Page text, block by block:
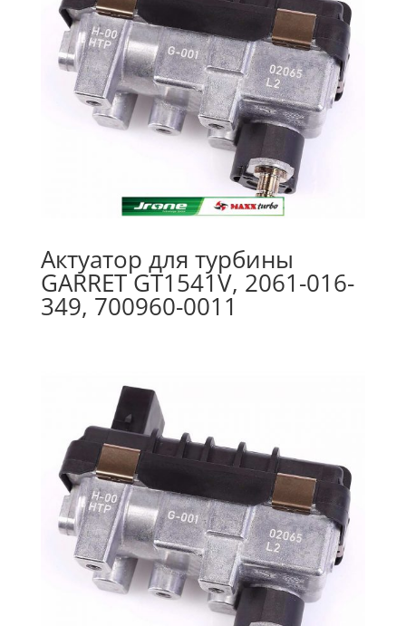
Актуатор для турбины
GARRET GT1541V, 2061-016-
349, 700960-0011